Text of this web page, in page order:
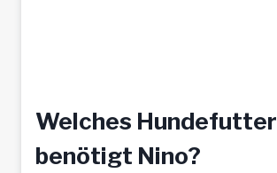
Welches Hundefutter
benötigt Nino?